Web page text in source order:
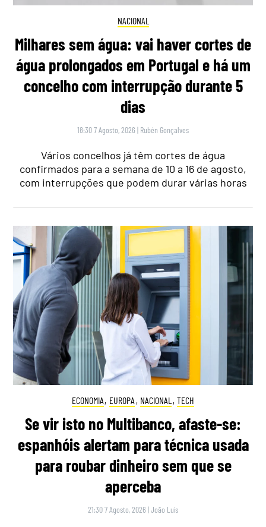
NACIONAL
Milhares sem água: vai haver cortes de
água prolongados em Portugal e há um
concelho com interrupção durante 5
dias
18:30 7 Agosto, 2026 | Rubén Gonçalves
Vários concelhos já têm cortes de água
confirmados para a semana de 10 a 16 de agosto,
com interrupções que podem durar várias horas
ECONOMIA, EUROPA , NACIONAL , TECH
Se vir isto no Multibanco, afaste-se:
espanhóis alertam para técnica usada
para roubar dinheiro sem que se
aperceba
21:30 7 Agosto, 2026 |João Luís